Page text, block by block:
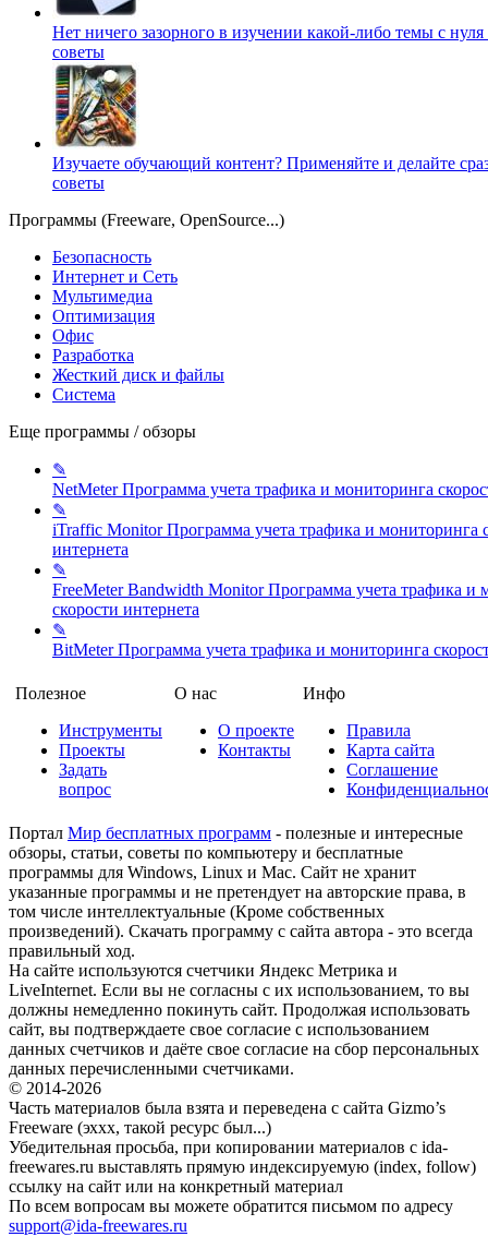
Нет ничего зазорного в изучении какой-либо темы с нуля
советы
Изучаете обучающий контент? Применяйте и делайте
советы
Программы (Freeware, OpenSource...)
Безопасность
Интернет и Сеть
Мультимедиа
Оптимизация
Офис
Разработка
Жесткий диск и файлы
Система
Еще программы / обзоры
✎
NetMeterПрограмма учета трафика и мониторинга
✎
iTraffic MonitorПрограмма учета трафика и мониторинга
интернета
✎
FreeMeter Bandwidth MonitorПрограмма учета трафика и
скорости интернета
✎
BitMeterПрограмма учета трафика и мониторинга
Полезное
Инструменты
Проекты
Задать
вопрос
О нас
О проекте
Контакты
Инфо
Правила
Карта сайта
Соглашение
Портал Мир бесплатных программ - полезные и интересные
обзоры, статьи, советы по компьютеру и бесплатные
программы для Windows, Linux и Mac. Сайт не хранит
указанные программы и не претендует на авторские права, в
том числе интеллектуальные (Кроме собственных
произведений). Скачать программу с сайта автора - это всегда
правильный ход.
На сайте используются счетчики Яндекс Метрика и
LiveInternet. Если вы не согласны с их использованием, то вы
должны немедленно покинуть сайт. Продолжая использовать
сайт, вы подтверждаете свое согласие с использованием
данных счетчиков и даёте свое согласие на сбор персональных
данных перечисленными счетчиками.
© 2014-2026
Часть материалов была взята и переведена с сайта Gizmo’s
Freeware (эххх, такой ресурс был...)
Убедительная просьба, при копировании материалов с ida-
freewares.ru выставлять прямую индексируемую (index, follow)
ссылку на сайт или на конкретный материал
По всем вопросам вы можете обратится письмом по адресу
support@ida-freewares.ru